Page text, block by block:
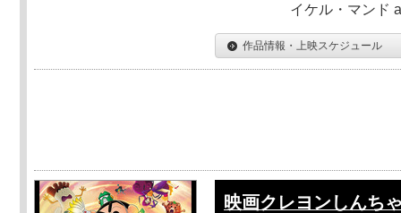
イケル・マンド
作品情報・上映スケジュール
映画クレヨンしんち